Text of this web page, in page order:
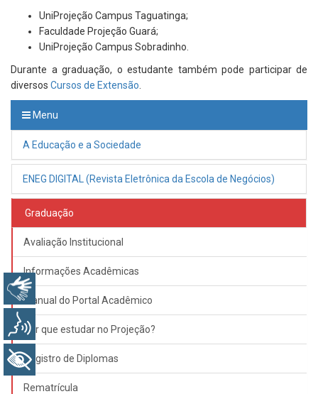
UniProjeção Campus Taguatinga;
Faculdade Projeção Guará;
UniProjeção Campus Sobradinho.
Durante a graduação, o estudante também pode participar de
diversos Cursos de Extensão.
Menu
A Educação e a Sociedade
ENEG DIGITAL (Revista Eletrônica da Escola de Negócios)
Graduação
Avaliação Institucional
Informações Acadêmicas
Manual do Portal Acadêmico
Por que estudar no Projeção?
Registro de Diplomas
Rematrícula
Libras
+ Acessibilidade